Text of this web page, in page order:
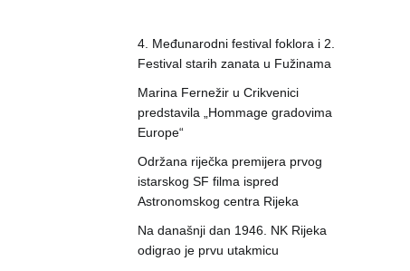
4. Međunarodni festival foklora i 2.
Festival starih zanata u Fužinama
Marina Fernežir u Crikvenici
predstavila „Hommage gradovima
Europe“
Održana riječka premijera prvog
istarskog SF filma ispred
Astronomskog centra Rijeka
Na današnji dan 1946. NK Rijeka
odigrao je prvu utakmicu